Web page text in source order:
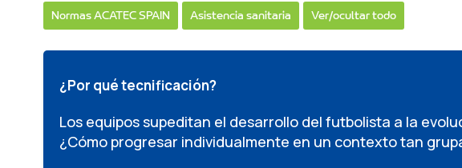
Normas ACATEC SPAIN Asistencia sanitaria Ver/ocultar todo
¿Por qué tecnificación?
Los equipos supeditan el desarrollo del futbolista a la
¿Cómo progresar individualmente en un contexto tan